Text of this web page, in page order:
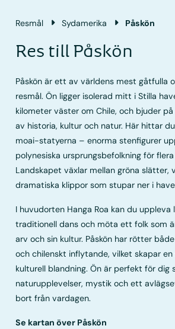
Resmål Sydamerika Påskön
Res till Påskön
Påskön är ett av världens mest gåtfulla
resmål. Ön ligger isolerad mitt i Stilla
kilometer väster om Chile, och bjuder
av historia, kultur och natur. Här hittar
moai-statyerna – enorma stenfigurer
polynesiska ursprungsbefolkning för
Landskapet växlar mellan gröna slätter,
dramatiska klippor som stupar ner i
I huvudorten Hanga Roa kan du uppleva
traditionell dans och möta ett folk som
arv och sin kultur. Påskön har rötter
och chilenskt inflytande, vilket skapar
kulturell blandning. Ön är perfekt för dig
naturupplevelser, mystik och ett
bort från vardagen.
Se kartan över Påskön